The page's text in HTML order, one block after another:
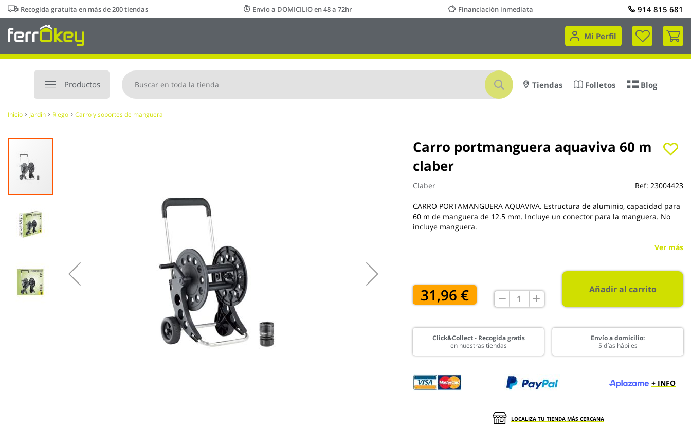
Ir
al
contenido
Recogida gratuita en más de 200 tiendas Envío a DOMICILIO en 48 a 72hr Financiación inmediata 914 815 681
Mi Perfil
Mi
Productos
Buscar
Tiendas Folletos Blog
Inicio Jardin Riego Carro y soportes de manguera
Carro portmanguera aquaviva 60 m
claber
Claber Ref: 23004423
CARRO PORTAMANGUERA AQUAVIVA. Estructura de aluminio, capacidad para
60 m de manguera de 12.5 mm. Incluye un conector para la manguera. No
incluye manguera.
Ver más
31,96 € Añadir al carrito
Click&Collect - Recogida gratis
en nuestras tiendas
Envío a domicilio:
5 días hábiles
+ INFO
LOCALIZA TU TIENDA MÁS CERCANA
Saltar
final
galería
imágenes